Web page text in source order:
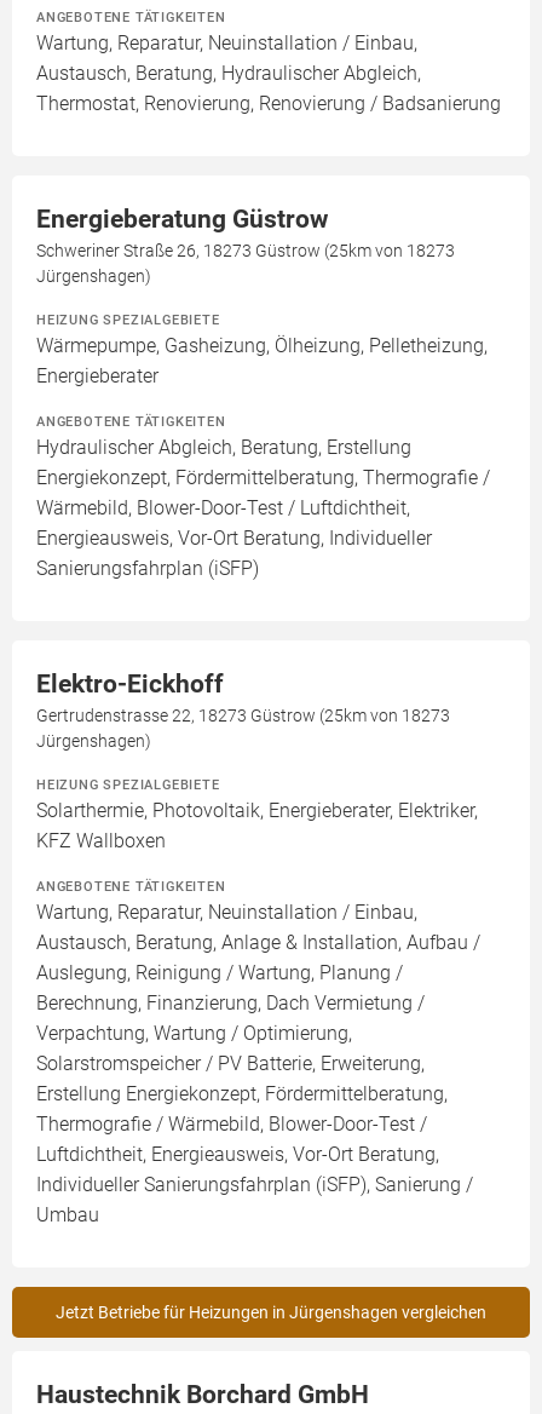
ANGEBOTENE TÄTIGKEITEN
Wartung, Reparatur, Neuinstallation / Einbau,
Austausch, Beratung, Hydraulischer Abgleich,
Thermostat, Renovierung, Renovierung / Badsanierung
Energieberatung Güstrow
Schweriner Straße 26, 18273 Güstrow (25km von 18273
Jürgenshagen)
HEIZUNG SPEZIALGEBIETE
Wärmepumpe, Gasheizung, Ölheizung, Pelletheizung,
Energieberater
ANGEBOTENE TÄTIGKEITEN
Hydraulischer Abgleich, Beratung, Erstellung
Energiekonzept, Fördermittelberatung, Thermografie /
Wärmebild, Blower-Door-Test / Luftdichtheit,
Energieausweis, Vor-Ort Beratung, Individueller
Sanierungsfahrplan (iSFP)
Elektro-Eickhoff
Gertrudenstrasse 22, 18273 Güstrow (25km von 18273
Jürgenshagen)
HEIZUNG SPEZIALGEBIETE
Solarthermie, Photovoltaik, Energieberater, Elektriker,
KFZ Wallboxen
ANGEBOTENE TÄTIGKEITEN
Wartung, Reparatur, Neuinstallation / Einbau,
Austausch, Beratung, Anlage & Installation, Aufbau /
Auslegung, Reinigung / Wartung, Planung /
Berechnung, Finanzierung, Dach Vermietung /
Verpachtung, Wartung / Optimierung,
Solarstromspeicher / PV Batterie, Erweiterung,
Erstellung Energiekonzept, Fördermittelberatung,
Thermografie / Wärmebild, Blower-Door-Test /
Luftdichtheit, Energieausweis, Vor-Ort Beratung,
Individueller Sanierungsfahrplan (iSFP), Sanierung /
Umbau
Jetzt Betriebe für Heizungen in Jürgenshagen vergleichen
Haustechnik Borchard GmbH